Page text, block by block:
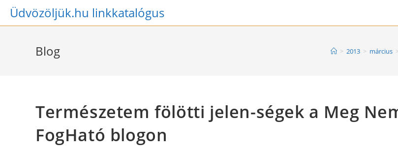
SkipÜdvözöljük.hu linkkatalógus
Blog > 2013 > március >
Természetem fölötti jelen-ségek a Meg
FogHató blogon